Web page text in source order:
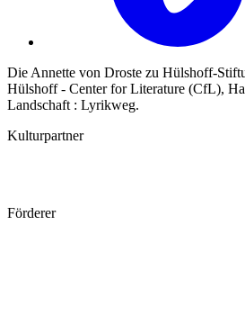
Die Annette von Droste zu Hülshoff-
Hülshoff - Center for Literature (CfL),
Landschaft : Lyrikweg.
Kulturpartner
Förderer